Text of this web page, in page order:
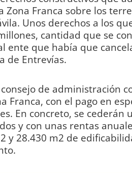
Zona Franca sobre los
Unos derechos a los
cantidad que se
ente que había que
de Entrevías.
de administración
Franca, con el pago en
En concreto, se cederán
y con unas rentas
y 28.430 m2 de